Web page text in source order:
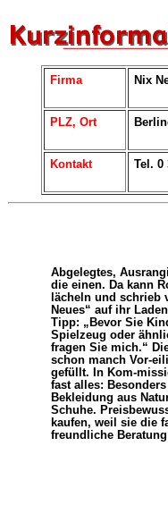
Firma Nix
PLZ, Ort
Kontakt Tel. 0
Abgelegtes,
die einen. Da kann
lächeln und schrieb
Neues“ auf ihr
Tipp: „Bevor Sie
Spielzeug oder
fragen Sie mich.“
schon manch Vor-
gefüllt. In Kom-
fast alles:
Bekleidung aus
Schuhe.
kaufen, weil sie die
freundliche